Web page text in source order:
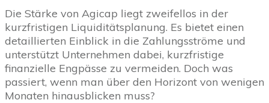
Die Stärke von Agicap liegt zweifellos in der
kurzfristigen Liquiditätsplanung. Es bietet einen
detaillierten Einblick in die Zahlungsströme und
unterstützt Unternehmen dabei, kurzfristige
finanzielle Engpässe zu vermeiden. Doch was
passiert, wenn man über den Horizont von wenigen
Monaten hinausblicken muss?